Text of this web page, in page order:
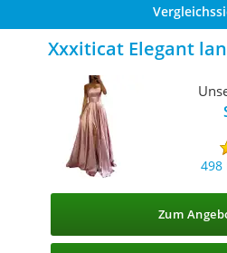
Xxxiticat Elegant
498
Zum